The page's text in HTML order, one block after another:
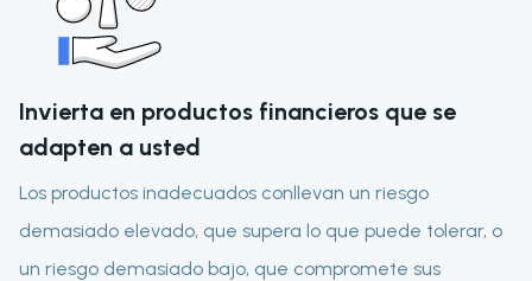
Invierta en productos financieros que se
adapten a usted
Los productos inadecuados conllevan un riesgo
demasiado elevado, que supera lo que puede tolerar, o
un riesgo demasiado bajo, que compromete sus